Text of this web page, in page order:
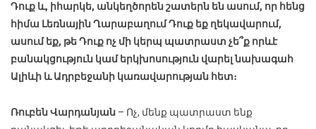
Դուք և, իհարկե, անկեղծորեն շատերն են ասում, որ հենց
հիմա Լեռնային Ղարաբաղում Դուք եք ղեկավարում,
ասում եք, թե Դուք ոչ մի կերպ պատրաստ չե՞ք որևէ
բանակցություն կամ երկխոսություն վարել նախագահ
Ալիևի և Ադրբեջանի կառավարության հետ։
Ռուբեն Վարդանյան – Ոչ, մենք պատրաստ ենք